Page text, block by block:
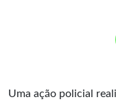
Uma ação policial